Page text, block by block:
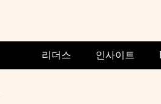
리더스 인사이트